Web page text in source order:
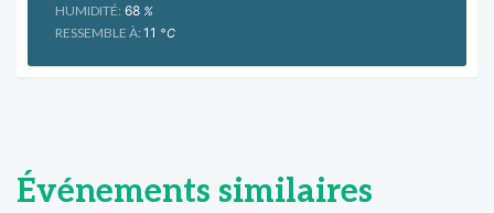
HUMIDITÉ: 68 %
RESSEMBLE À: 11 °C
Événements similaires